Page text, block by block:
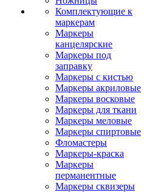
Комплектующие к
маркерам
Маркеры
канцелярские
Маркеры под
заправку
Маркеры с кистью
Маркеры акриловые
Маркеры восковые
Маркеры для ткани
Маркеры меловые
Маркеры спиртовые
Фломастеры
Маркеры-краска
Маркеры
перманентные
Маркеры сквизеры